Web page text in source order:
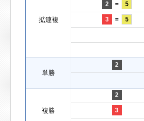
拡連複
2 = 5
3 = 5
単勝
2
複勝
2
3